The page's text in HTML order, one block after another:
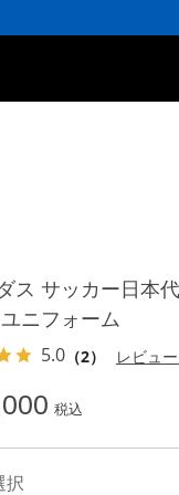
ス サッカー日本
ニフォーム
5.0 （2） レビュ
税込
択